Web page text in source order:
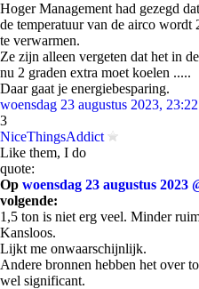
Hoger Management had gezegd
de temperatuur van de airco wordt
te verwarmen.
Ze zijn alleen vergeten dat het in
nu 2 graden extra moet koelen .....
Daar gaat je energiebesparing.
woensdag 23 augustus 2023,
3
NiceThingsAddict
Like them, I do
quote:
Op woensdag 23 augustus 2023
volgende:
1,5 ton is niet erg veel. Minder
Kansloos.
Lijkt me onwaarschijnlijk.
Andere bronnen hebben het over
wel significant.